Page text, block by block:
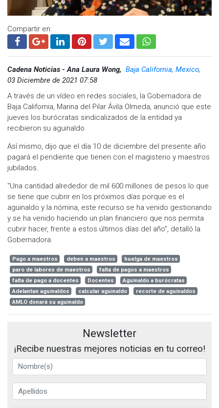
Compartir en:
Cadena Noticias - Ana Laura Wong, Baja California, Mexico,
03 Diciembre de 2021 07:58
A través de un vídeo en redes sociales, la Gobernadora de
Baja California, Marina del Pilar Ávila Olmeda, anunció que este
jueves los burócratas sindicalizados de la entidad ya
recibieron su aguinaldo.
Así mismo, dijo que el día 10 de diciembre del presente año
pagará el pendiente que tienen con el magisterio y maestros
jubilados.
"Una cantidad alrededor de mil 600 millones de pesos lo que
se tiene que cubrir en los próximos días porque es el
aguinaldo y la nómina, este recurso se ha venido gestionando
y se ha venido haciendo un plan financiero que nos permita
cubrir hacer, frente a estos últimos días del año", detalló la
Gobernadora.
Pago a maestros deben a maestros
huelga de maestros
paro de labores de maestros
falta de pagos a maestros
falta de pago a docentes
Docentes
Aguinaldo a burócratas
Adelantan aguinaldos
calcular aguinaldo
recorte de aguinaldos
AMLO donará su aguinaldo
Newsletter
¡Recibe nuestras mejores noticias en tu correo!